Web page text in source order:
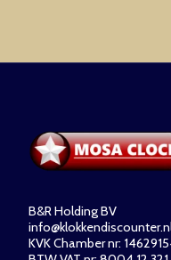
B&R Holding BV
KVK Chamber nr: